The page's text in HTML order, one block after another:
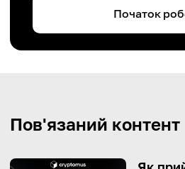
Початок
Пов'язаний контент